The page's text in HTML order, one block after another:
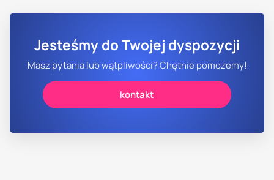
Jesteśmy do Twojej dyspozycji
Masz pytania lub wątpliwości? Chętnie pomożemy!
kontakt